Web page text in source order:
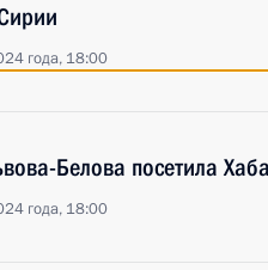
года, 18:00
Белова посетила
года, 18:00